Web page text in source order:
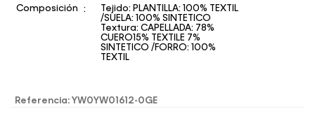
Composición
Tejido: PLANTILLA: 100% TEXTIL
/SUELA: 100% SINTETICO
Textura: CAPELLADA: 78%
CUERO15% TEXTILE 7%
SINTETICO /FORRO: 100%
TEXTIL
Referencia: YW0YW01612-0GE